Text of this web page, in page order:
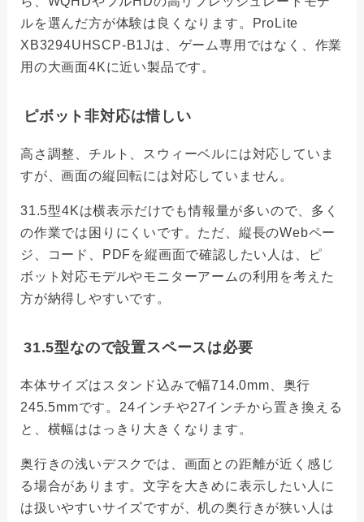
ルを選んだ方が体験は良くなります。ProLite
XB3294UHSCP-B1Jは、ゲーム専用ではなく、作業
用の大画面4Kに近い製品です。
ピボット非対応は惜しい
高さ調整、チルト、スウィーベルには対応していま
すが、画面の縦回転には対応していません。
31.5型4Kは横表示だけでも情報量が多いので、多く
の作業では困りにくいです。ただ、縦長のWebペー
ジ、コード、PDFを縦画面で確認したい人は、ピ
ボット対応モデルやモニターアームの利用を考えた
方が納得しやすいです。
31.5型なので設置スペースは必要
本体サイズはスタンド込みで幅714.0mm、奥行
245.5mmです。24インチや27インチから置き換える
と、横幅ははっきり大きくなります。
奥行きの浅いデスクでは、画面との距離が近く感じ
る場合があります。文字を大きめに表示したい人に
は扱いやすいサイズですが、机の奥行きが狭い人は